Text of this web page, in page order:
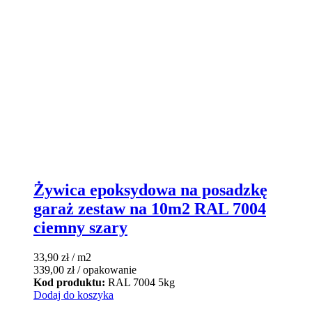
Żywica epoksydowa na posadzkę
garaż zestaw na 10m2 RAL 7004
ciemny szary
33,90 zł/ m2
339,00 zł/ opakowanie
Kod produktu: RAL 7004 5kg
Dodaj do koszyka